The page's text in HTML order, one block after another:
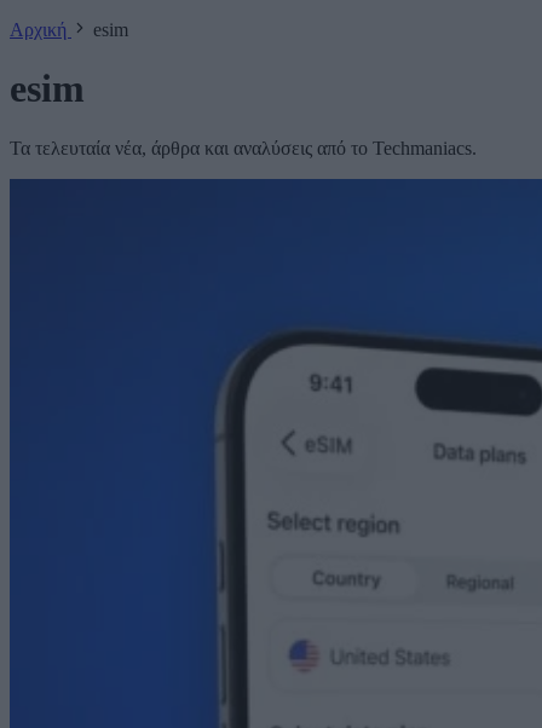
Αρχική
esim
esim
Τα τελευταία νέα, άρθρα και αναλύσεις από το Techmaniacs.